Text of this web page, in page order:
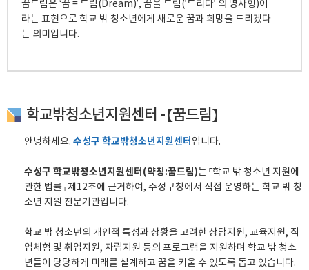
꿈드림은 ‘꿈 = 드림(Dream)’, 꿈을 드림(’드리다’ 의 명사형)이
라는 표현으로 학교 밖 청소년에게 새로운 꿈과 희망을 드리겠다
는 의미입니다.
학교밖청소년지원센터 - 【꿈드림】
안녕하세요. 수성구 학교밖청소년지원센터 입니다.
수성구 학교밖청소년지원센터(약칭:꿈드림)는 「학교 밖 청소년 지원에
관한 법률」 제12조에 근거하여, 수성구청에서 직접 운영하는 학교 밖 청
소년 지원 전문기관입니다.
학교 밖 청소년의 개인적 특성과 상황을 고려한 상담지원, 교육지원, 직
업체험 및 취업지원, 자립지원 등의 프로그램을 지원하며 학교 밖 청소
년들이 당당하게 미래를 설계하고 꿈을 키울 수 있도록 돕고 있습니다.